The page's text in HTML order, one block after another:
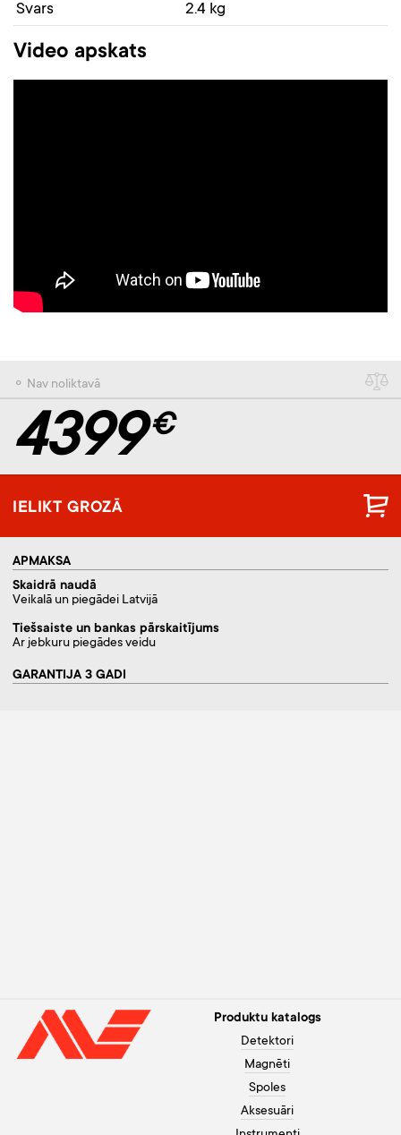
Svars
2.4 kg
Video apskats
⚬ Nav noliktavā
4399€
IELIKT GROZĀ
APMAKSA
Skaidrā naudā
Veikalā un piegādei Latvijā
Tiešsaiste un bankas pārskaitījums
Ar jebkuru piegādes veidu
GARANTIJA 3 GADI
Produktu katalogs
Detektori
Magnēti
Spoles
Aksesuāri